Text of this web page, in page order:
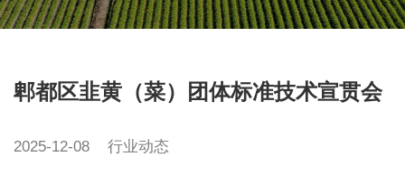
郫都区韭黄（菜）团体标准技术宣贯会
2025-12-08 行业动态